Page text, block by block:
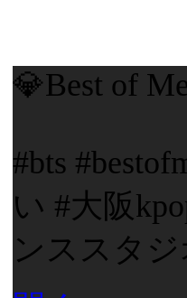
💎Best of
#bts
い #大阪
ンススタ